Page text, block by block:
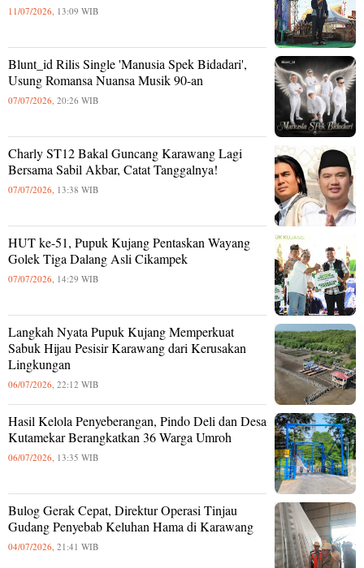
11/07/2026, 13:09 WIB
Blunt_id Rilis Single 'Manusia Spek Bidadari',
Usung Romansa Nuansa Musik 90-an
07/07/2026, 20:26 WIB
Charly ST12 Bakal Guncang Karawang Lagi
Bersama Sabil Akbar, Catat Tanggalnya!
07/07/2026, 13:38 WIB
HUT ke-51, Pupuk Kujang Pentaskan Wayang
Golek Tiga Dalang Asli Cikampek
07/07/2026, 14:29 WIB
Langkah Nyata Pupuk Kujang Memperkuat
Sabuk Hijau Pesisir Karawang dari Kerusakan
Lingkungan
06/07/2026, 22:12 WIB
Hasil Kelola Penyeberangan, Pindo Deli dan Desa
Kutamekar Berangkatkan 36 Warga Umroh
06/07/2026, 13:35 WIB
Bulog Gerak Cepat, Direktur Operasi Tinjau
Gudang Penyebab Keluhan Hama di Karawang
04/07/2026, 21:41 WIB